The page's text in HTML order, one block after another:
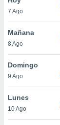
y
en
más
de
7 Ago
Mañana
8 Ago
Domingo
9 Ago
Lunes
10 Ago